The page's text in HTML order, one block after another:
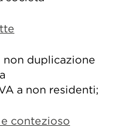
duplicazione
a non residenti;
contezioso